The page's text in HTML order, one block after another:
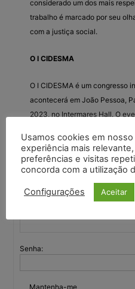
considerado um dos mais
trabalho é marcado por seu
com a justiça social.
O I CIDESMA
O I CIDESMA é um congresso
acontecerá em João Pessoa,
2023, no Intermares Hall. O
Senha:
Mantenha-me
Usamos cookies em
experiência mais
preferências e visitas
concorda com a utilização
Configurações Aceitar